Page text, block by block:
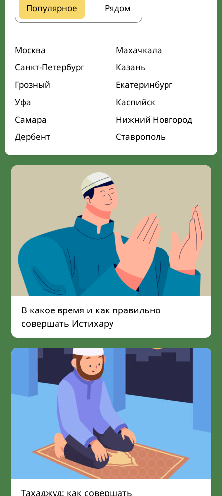
Популярное Рядом
Москва
Махачкала
Санкт-Петербург
Казань
Грозный
Екатеринбург
Уфа
Каспийск
Самара
Нижний Новгород
Дербент
Ставрополь
В какое время и как правильно
совершать Истихару
Тахаджуд: как совершать